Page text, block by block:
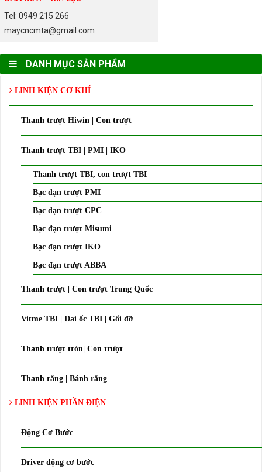
Tel: 0949 215 266
maycncmta@gmail.com
DANH MỤC SẢN PHẨM
LINH KIỆN CƠ KHÍ
Thanh trượt Hiwin | Con trượt
Thanh trượt TBI | PMI | IKO
Thanh trượt TBI, con trượt TBI
Bạc đạn trượt PMI
Bạc đạn trượt CPC
Bạc đạn trượt Misumi
Bạc đạn trượt IKO
Bạc đạn trượt ABBA
Thanh trượt | Con trượt Trung Quốc
Vitme TBI | Đai ốc TBI | Gối đỡ
Thanh trượt tròn| Con trượt
Thanh răng | Bánh răng
LINH KIỆN PHẦN ĐIỆN
Động Cơ Bước
Driver động cơ bước